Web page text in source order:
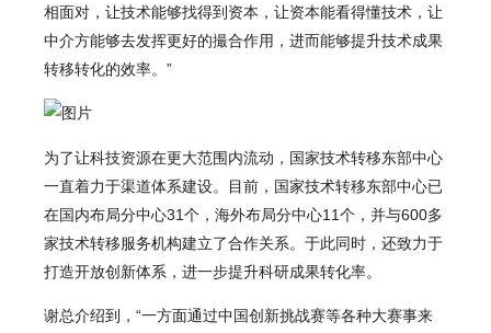
相面对，让技术能够找得到资本，让资本能看得懂技术，让
中介方能够去发挥更好的撮合作用，进而能够提升技术成果
转移转化的效率。”
为了让科技资源在更大范围内流动，国家技术转移东部中心
一直着力于渠道体系建设。目前，国家技术转移东部中心已
在国内布局分中心31个，海外布局分中心11个，并与600多
家技术转移服务机构建立了合作关系。于此同时，还致力于
打造开放创新体系，进一步提升科研成果转化率。
谢总介绍到，“一方面通过中国创新挑战赛等各种大赛事来